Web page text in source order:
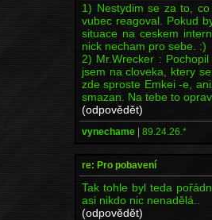
1) Nestydim se za to,
vubec reagoval. Pokud
situace na ceskem
nick necham pro sebe. :)
2) Mr.Wrecker :
jsem na cloveka, ktery
zde sproste Emkei -e,
smazan. Na tebe to
(odpovědět)
vynechame | 89.24.26.*
re: Pro pobavení
Tak tohle byl teda
asi nikdo nic nenadělá..
(odpovědět)